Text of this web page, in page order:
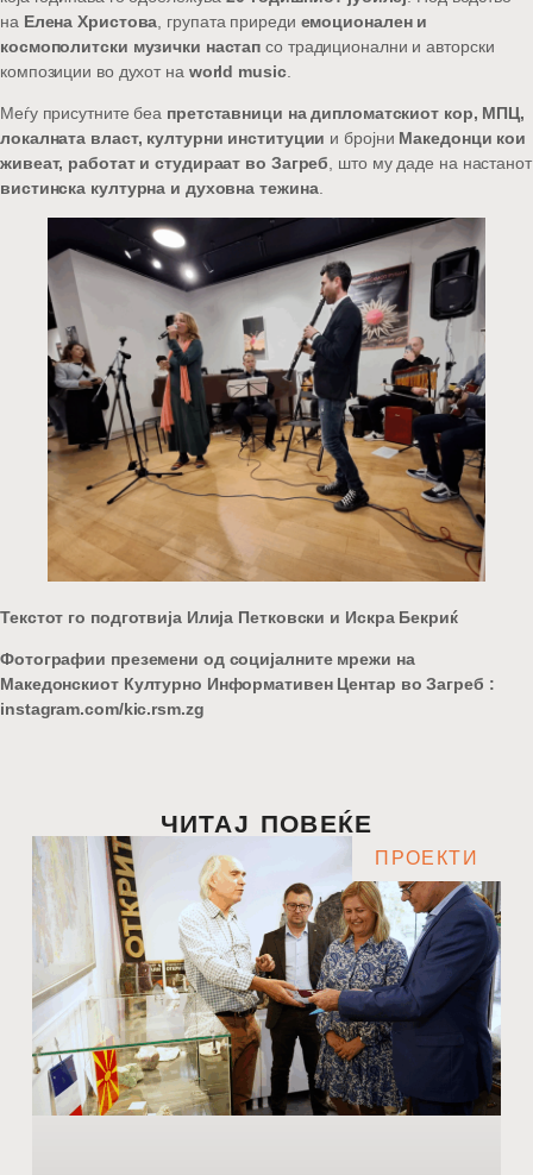
на Елена Христова , групата приреди емоционален и
космополитски музички настап со традиционални и авторски
композиции во духот на world music.
Меѓу присутните беа претставници на дипломатскиот кор, МПЦ,
локалната власт, културни институции и бројни Македонци кои
живеат, работат и студираат во Загреб , што му даде на настанот
вистинска културна и духовна тежина.
Текстот го подготвија Илија Петковски и Искра Бекриќ
Фотографии преземени од социјалните мрежи на
Македонскиот Културно Информативен Центар во Загреб :
instagram.com/kic.rsm.zg
ЧИТАЈ ПОВЕЌЕ
ПРОЕКТИ